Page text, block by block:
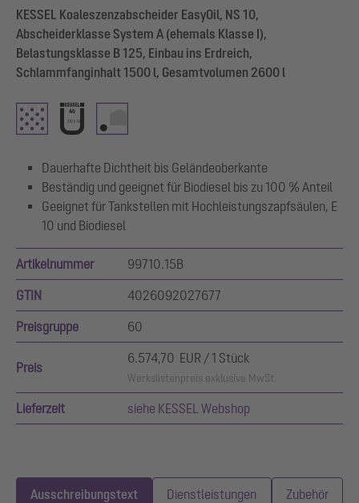
KESSEL Koaleszenzabscheider EasyOil, NS 10,
Abscheiderklasse System A (ehemals Klasse I),
Belastungsklasse B 125, Einbau ins Erdreich,
Schlammfanginhalt 1500 l, Gesamtvolumen 2600 l
Dauerhafte Dichtheit bis Geländeoberkante
Beständig und geeignet für Biodiesel bis zu 100 % Anteil
Geeignet für Tankstellen mit Hochleistungszapfsäulen, E
10 und Biodiesel
Artikelnummer 99710.15B
GTIN 4026092027677
Preisgruppe 60
Preis
6.574,70 EUR / 1 Stück
Werkslistenpreis exklusive MwSt.
Lieferzeit siehe KESSEL Webshop
Ausschreibungstext Dienstleistungen Zubehör